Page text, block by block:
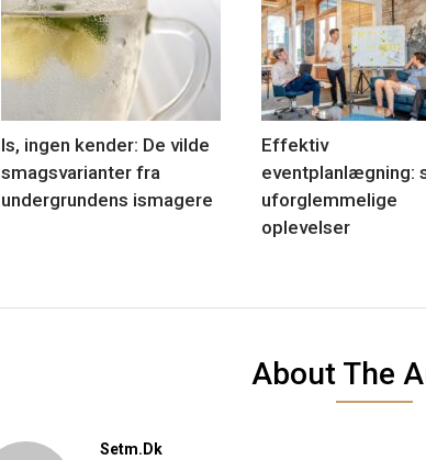
Is, ingen kender: De vilde
smagsvarianter fra
undergrundens ismagere
Effektiv
eventplanlægning:
uforglemmelige
oplevelser
About The
Setm.dk